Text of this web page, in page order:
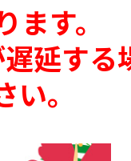
す。
延する
。